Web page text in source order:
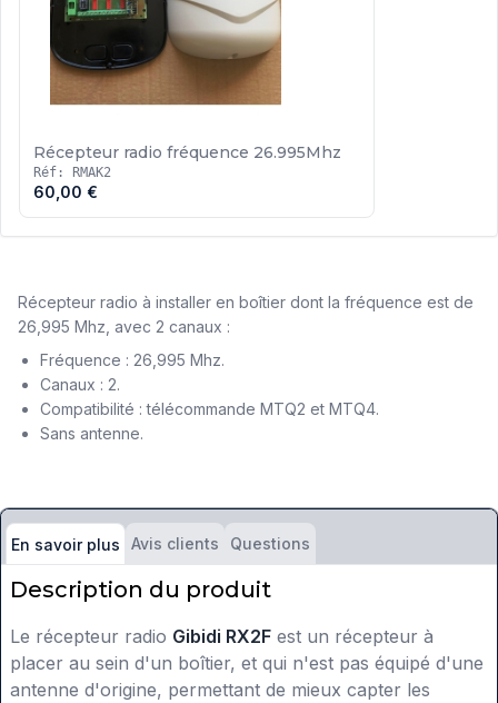
Récepteur radio fréquence 26.995Mhz
Réf: RMAK2
60,00 €
Récepteur radio à installer en boîtier dont la fréquence est de
26,995 Mhz, avec 2 canaux :
Fréquence : 26,995 Mhz.
Canaux : 2.
Compatibilité : télécommande MTQ2 et MTQ4.
Sans antenne.
En savoir plus Avis clients Questions
Description du produit
Le récepteur radio Gibidi RX2F est un récepteur à
placer au sein d'un boîtier, et qui n'est pas équipé d'une
antenne d'origine, permettant de mieux capter les